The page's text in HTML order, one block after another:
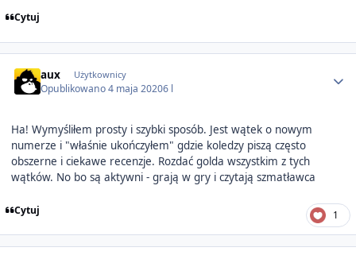
Cytuj
aux Użytkownicy
Opublikowano4 maja 20206 l
Ha! Wymyśliłem prosty i szybki sposób. Jest wątek o nowym
numerze i "właśnie ukończyłem" gdzie koledzy piszą często
obszerne i ciekawe recenzje. Rozdać golda wszystkim z tych
wątków. No bo są aktywni - grają w gry i czytają szmatławca
Cytuj 1